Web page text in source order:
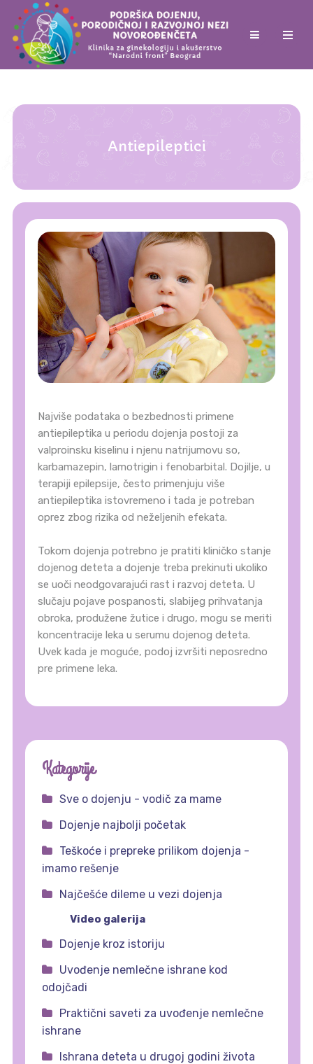
Antiepileptici
Najviše podataka o bezbednosti primene
antiepileptika u periodu dojenja postoji za
valproinsku kiselinu i njenu natrijumovu so,
karbamazepin, lamotrigin i fenobarbital. Dojilje, u
terapiji epilepsije, često primenjuju više
antiepileptika istovremeno i tada je potreban
oprez zbog rizika od neželjenih efekata.
Tokom dojenja potrebno je pratiti kliničko stanje
dojenog deteta a dojenje treba prekinuti ukoliko
se uoči neodgovarajući rast i razvoj deteta. U
slučaju pojave pospanosti, slabijeg prihvatanja
obroka, produžene žutice i drugo, mogu se meriti
koncentracije leka u serumu dojenog deteta.
Uvek kada je moguće, podoj izvršiti neposredno
pre primene leka.
Kategorije
Sve o dojenju - vodič za mame
Dojenje najbolji početak
Teškoće i prepreke prilikom dojenja -
imamo rešenje
Najčešće dileme u vezi dojenja
Video galerija
Dojenje kroz istoriju
Uvođenje nemlečne ishrane kod
odojčadi
Praktični saveti za uvođenje nemlečne
ishrane
Ishrana deteta u drugoj godini života